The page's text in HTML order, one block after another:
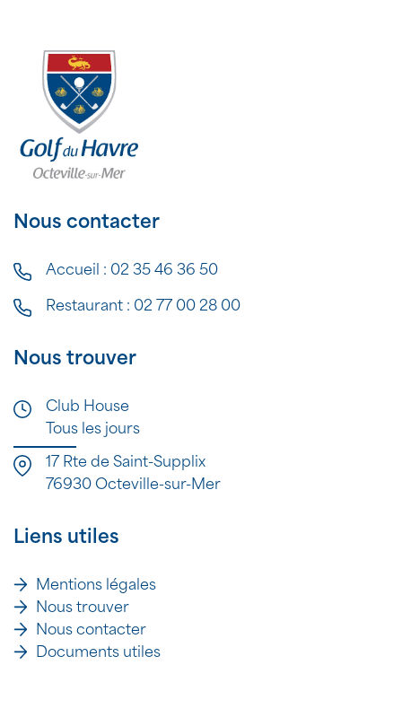
Nous contacter
Accueil : 02 35 46 36 50
Restaurant : 02 77 00 28 00
Nous trouver
Club House
Tous les jours
17 Rte de Saint-Supplix
76930 Octeville-sur-Mer
Liens utiles
Mentions légales
Nous trouver
Nous contacter
Documents utiles